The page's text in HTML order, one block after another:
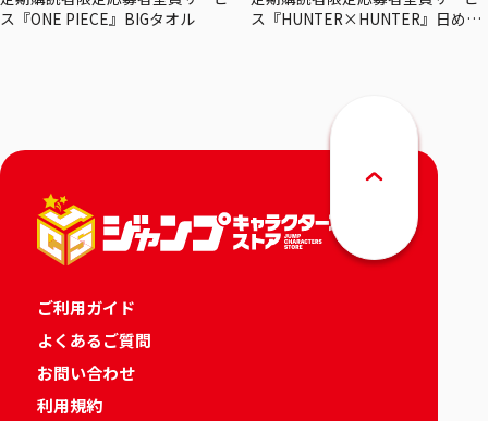
ス『ONE PIECE』BIGタオル
ス『HUNTER×HUNTER』日めく
ご利用ガイド
よくあるご質問
お問い合わせ
利用規約